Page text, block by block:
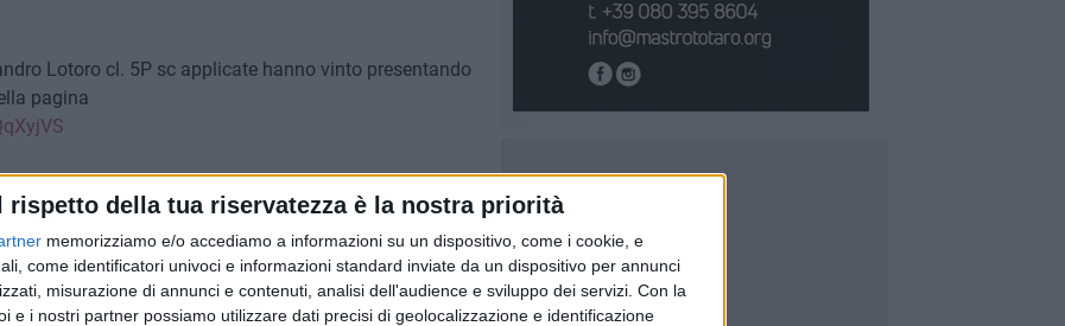
rispetto della tua riservatezza è la nostra priorità
memorizziamo e/o accediamo a informazioni su un dispositivo, come i cookie, e
come identificatori univoci e informazioni standard inviate da un dispositivo per annunci
misurazione di annunci e contenuti, analisi dell'audience e sviluppo dei servizi. Con la
e i nostri partner possiamo utilizzare dati precisi di geolocalizzazione e identificazione
Lotoro cl. 5P sc applicate hanno vinto presentando
pagina
settembre 2023 presso il palazzo dell'ENI a Roma Eur
Francesco Vino.